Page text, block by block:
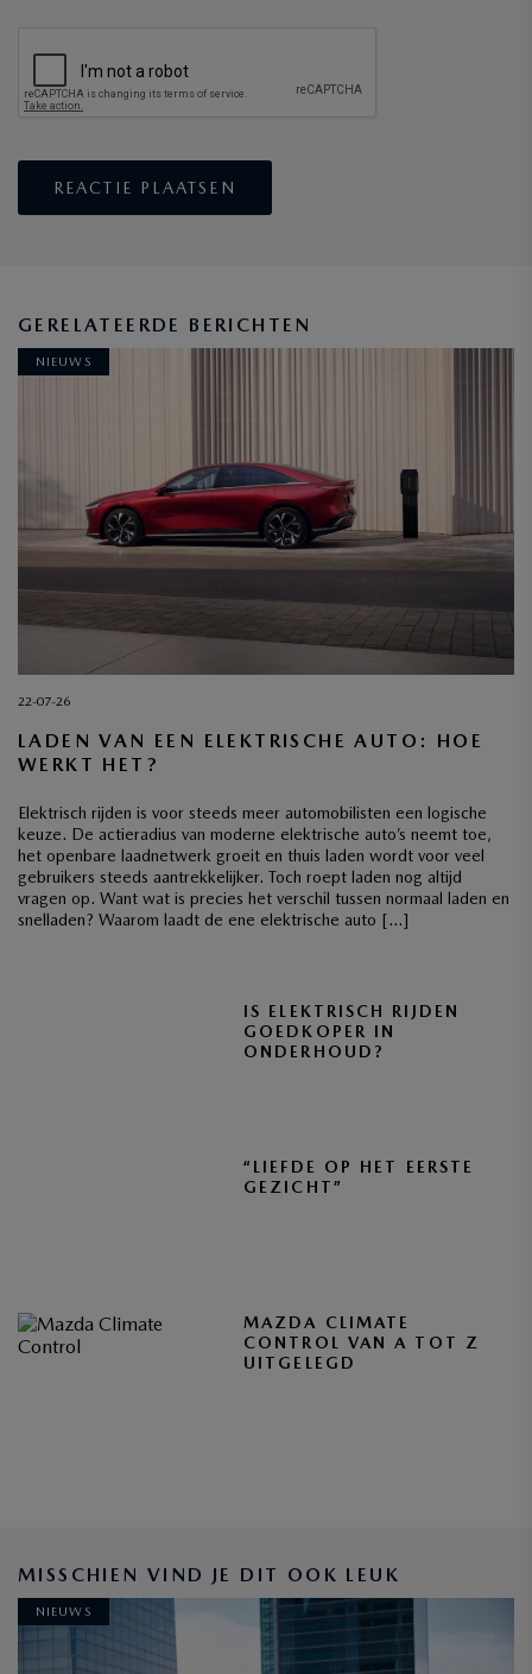
GERELATEERDE BERICHTEN
NIEUWS
22-07-26
LADEN VAN EEN ELEKTRISCHE AUTO: HOE
WERKT HET?
Elektrisch rijden is voor steeds meer automobilisten een logische
keuze. De actieradius van moderne elektrische auto’s neemt toe,
het openbare laadnetwerk groeit en thuis laden wordt voor veel
gebruikers steeds aantrekkelijker. Toch roept laden nog altijd
vragen op. Want wat is precies het verschil tussen normaal laden en
snelladen? Waarom laadt de ene elektrische auto […]
IS ELEKTRISCH RIJDEN
GOEDKOPER IN
ONDERHOUD?
“LIEFDE OP HET EERSTE
GEZICHT”
MAZDA CLIMATE
CONTROL VAN A TOT Z
UITGELEGD
INSCHRIJVEN
MISSCHIEN VIND JE DIT OOK LEUK
NIEUWS